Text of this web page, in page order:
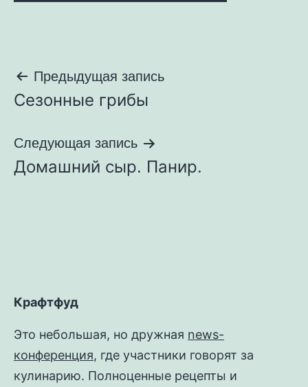
Навигация
по
записям
Предыдущая запись
Сезонные грибы
Следующая запись
Домашний сыр. Панир.
Крафтфуд
Это небольшая, но дружная news-
конференция, где участники говорят за
кулинарию. Полноценные рецепты и